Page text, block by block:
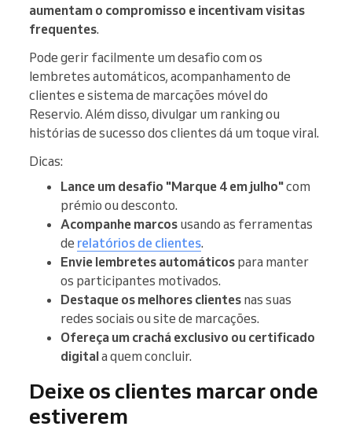
aumentam o compromisso e incentivam visitas
frequentes.
Pode gerir facilmente um desafio com os
lembretes automáticos, acompanhamento de
clientes e sistema de marcações móvel do
Reservio. Além disso, divulgar um ranking ou
histórias de sucesso dos clientes dá um toque viral.
Dicas:
Lance um desafio "Marque 4 em julho"com
prémio ou desconto.
Acompanhe marcos usando as ferramentas
de relatórios de clientes.
Envie lembretes automáticos para manter
os participantes motivados.
Destaque os melhores clientes nas suas
redes sociais ou site de marcações.
Ofereça um crachá exclusivo ou certificado
digitala quem concluir.
Deixe os clientes marcar onde
estiverem